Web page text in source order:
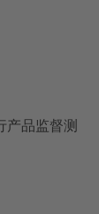
产品监督测